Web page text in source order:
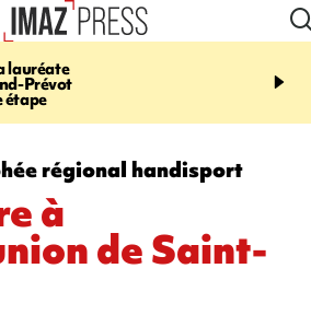
lauréate
Prévot
étape
20:17
routière, concours de
régional handisport
à
de Saint-